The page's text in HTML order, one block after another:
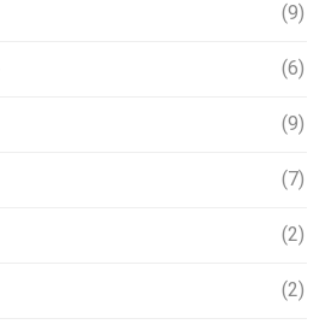
(9)
(6)
(9)
(7)
(2)
(2)